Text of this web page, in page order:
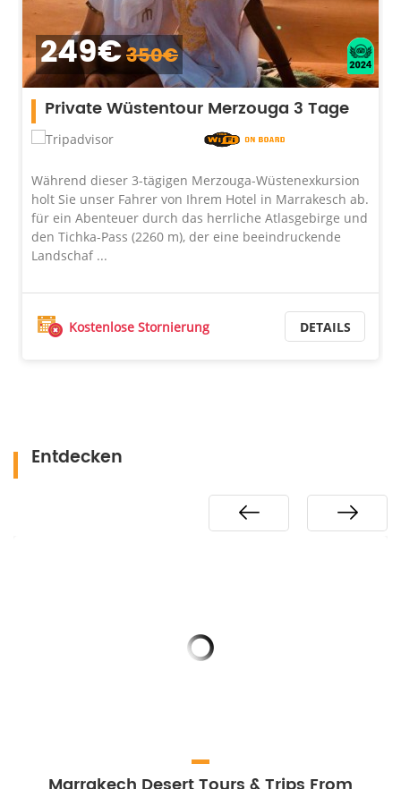
249€350€
Private Wüstentour Merzouga 3 Tage
Während dieser 3-tägigen Merzouga-Wüstenexkursion
holt Sie unser Fahrer von Ihrem Hotel in Marrakesch ab.
für ein Abenteuer durch das herrliche Atlasgebirge und
den Tichka-Pass (2260 m), der eine beeindruckende
Landschaf ...
Kostenlose Stornierung DETAILS
Entdecken